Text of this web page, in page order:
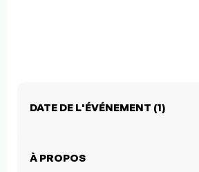
DATE DE L'ÉVÉNEMENT (1)
À PROPOS